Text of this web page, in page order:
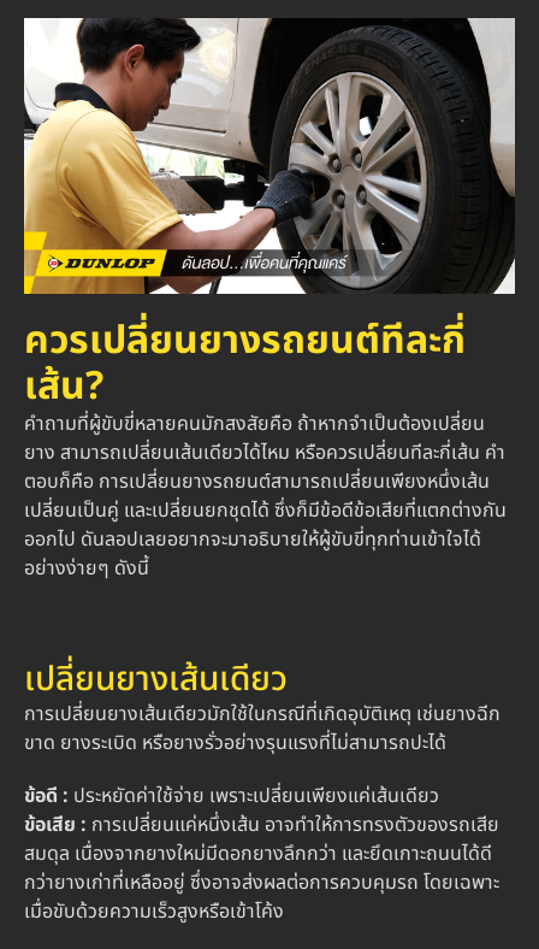
ควรเปลี่ยนยางรถยนต์ทีละกี่
เส้น?
คำถามที่ผู้ขับขี่หลายคนมักสงสัยคือ ถ้าหากจำเป็นต้องเปลี่ยน
ยาง สามารถเปลี่ยนเส้นเดียวได้ไหม หรือควรเปลี่ยนทีละกี่เส้น คำ
ตอบก็คือ การเปลี่ยนยางรถยนต์สามารถเปลี่ยนเพียงหนึ่งเส้น
เปลี่ยนเป็นคู่ และเปลี่ยนยกชุดได้ ซึ่งก็มีข้อดีข้อเสียที่แตกต่างกัน
ออกไป ดันลอปเลยอยากจะมาอธิบายให้ผู้ขับขี่ทุกท่านเข้าใจได้
อย่างง่ายๆ ดังนี้
เปลี่ยนยางเส้นเดียว
การเปลี่ยนยางเส้นเดียวมักใช้ในกรณีที่เกิดอุบัติเหตุ เช่นยางฉีก
ขาด ยางระเบิด หรือยางรั่วอย่างรุนแรงที่ไม่สามารถปะได้
ข้อดี : ประหยัดค่าใช้จ่าย เพราะเปลี่ยนเพียงแค่เส้นเดียว
ข้อเสีย : การเปลี่ยนแค่หนึ่งเส้น อาจทำให้การทรงตัวของรถเสีย
สมดุล เนื่องจากยางใหม่มีดอกยางลึกกว่า และยึดเกาะถนนได้ดี
กว่ายางเก่าที่เหลืออยู่ ซึ่งอาจส่งผลต่อการควบคุมรถ โดยเฉพาะ
เมื่อขับด้วยความเร็วสูงหรือเข้าโค้ง